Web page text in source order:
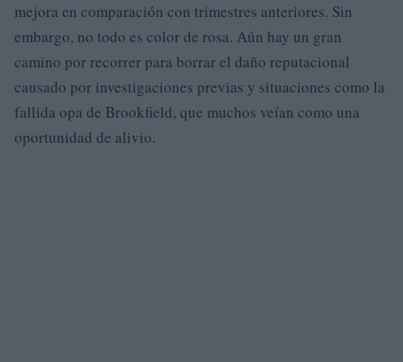
mejora en comparación con trimestres anteriores. Sin
embargo, no todo es color de rosa. Aún hay un gran
camino por recorrer para borrar el daño reputacional
causado por investigaciones previas y situaciones como la
fallida opa de Brookfield, que muchos veían como una
oportunidad de alivio.